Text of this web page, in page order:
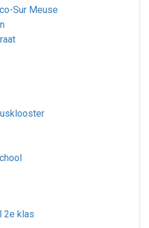
Sur Meuse
2e klas